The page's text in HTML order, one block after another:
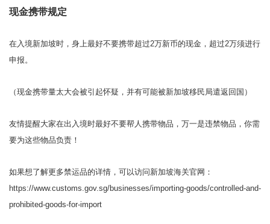
现金携带规定
在入境新加坡时，身上最好不要携带超过2万新币的现金，超过2万须进行
申报。
（现金携带量太大会被引起怀疑，并有可能被新加坡移民局遣返回国）
友情提醒大家在出入境时最好不要帮人携带物品，万一是违禁物品，你需
要为这些物品负责！
如果想了解更多禁运品的详情，可以访问新加坡海关官网：
https://www.customs.gov.sg/businesses/importing-goods/controlled-and-
prohibited-goods-for-import